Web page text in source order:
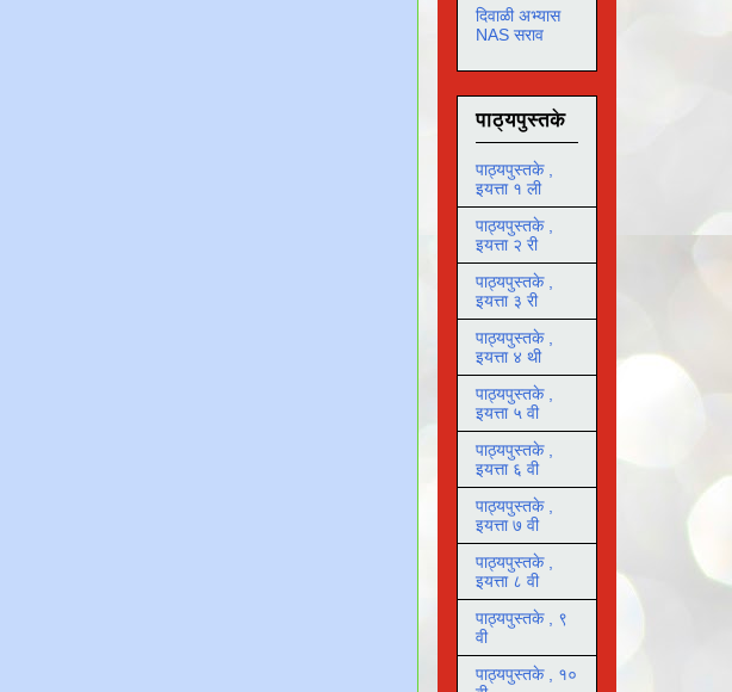
दिवाळी अभ्यास
NAS सराव
पाठ्यपुस्तके
पाठ्यपुस्तके ,
इयत्ता १ ली
पाठ्यपुस्तके ,
इयत्ता २ री
पाठ्यपुस्तके ,
इयत्ता ३ री
पाठ्यपुस्तके ,
इयत्ता ४ थी
पाठ्यपुस्तके ,
इयत्ता ५ वी
पाठ्यपुस्तके ,
इयत्ता ६ वी
पाठ्यपुस्तके ,
इयत्ता ७ वी
पाठ्यपुस्तके ,
इयत्ता ८ वी
पाठ्यपुस्तके , ९
वी
पाठ्यपुस्तके , १०